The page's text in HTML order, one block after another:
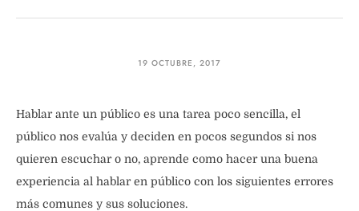
19 OCTUBRE, 2017
Hablar ante un público es una tarea poco sencilla, el
público nos evalúa y deciden en pocos segundos si nos
quieren escuchar o no, aprende como hacer una buena
experiencia al hablar en público con los siguientes errores
más comunes y sus soluciones.